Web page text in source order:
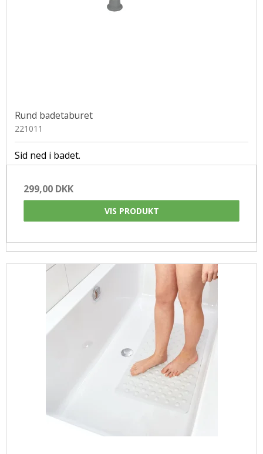
Rund badetaburet
221011
Sid ned i badet.
299,00 DKK
VIS PRODUKT